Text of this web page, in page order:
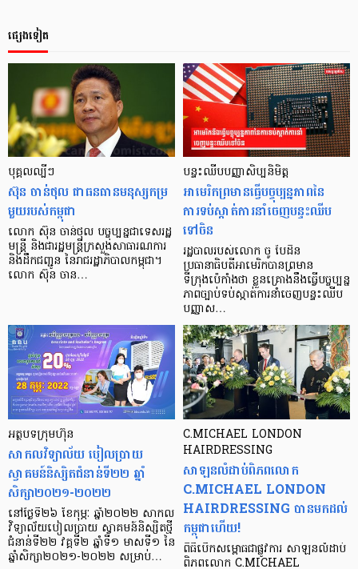
ផ្សេងទៀត
បុគ្គលល្បីៗ
ស៊ុន ចាន់ថុល ជា​ធនធាន​មនុស្ស​កម្រ​
មួយ​របស់​កម្ពុជា
លោក ស៊ុន ចាន់ថុល បច្ចុប្បន្ន​ជា​ទេសរដ្ឋ
មន្ត្រី និងជា​រដ្ឋមន្ត្រី​ក្រសួង​សាធារណការ
និង​ដឹក​ជញ្ជូន​ នៃ​រាជ​រដ្ឋាភិបាល​កម្ពុជា។
លោក ស៊ុន ចាន…
បន្ទះឈីបបញ្ញាសិប្បនិមិត្ត
អាមេរិកព្រមានធ្វើបច្ចុប្បន្នភាពនៃ
ការទប់ស្កាត់ការនាំចេញបន្ទះឈីប
ទៅចិន
រដ្ឋបាលរបស់លោក ចូ បៃដិន
ប្រធានាធិបតីអាមេរិកបានព្រមាន
ទីក្រុងប៉េកាំងថា ខ្លួនគ្រោងនឹងធ្វើបច្ចុប្បន្ន
ភាពច្បាប់ទប់ស្កាត់ការនាំចេញបន្ទះឈីប
បញ្ញាស…
អត្ថបទក្រុមហ៊ុន
សាកលវិទ្យាល័យ បៀលប្រាយ
ស្វាគមន៍និស្សិតជំនាន់ទី២២ ឆ្នាំ
សិក្សា២០២១-២០២២
នៅថ្ងៃទី២៦ ខែកុម្ភៈ ឆ្នាំ២០២២ សាកល
វិទ្យាល័យបៀលប្រាយ ស្វាគមន៍និស្សិតថ្មី
ជំនាន់ទី២២ វគ្គទី២ ឆ្នាំទី១ មាសទី១ នៃ
ឆ្នាំសិក្សា២០២១-២០២២ សម្រាប់…
C.MICHAEL LONDON
HAIRDRESSING
សាឡនលំដាប់ពិភពលោក
C.MICHAEL LONDON
HAIRDRESSING បានមកដល់
កម្ពុជាហើយ!
ពិធីបើកសម្ពោធជាផ្លូវការ សាឡនលំដាប់
ពិភពលោក C.MICHAEL